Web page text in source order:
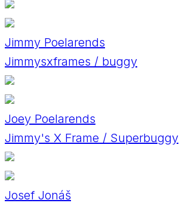
Jimmy Poelarends
Jimmysxframes / buggy
Joey Poelarends
Jimmy's X Frame / Superbuggy
Josef Jonáš